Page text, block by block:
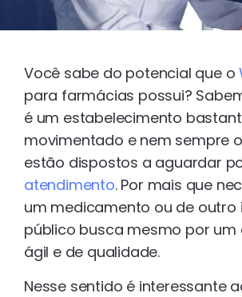
Você sabe do potencial que o
para farmácias possui?
é um estabelecimento
movimentado e nem sempre
estão dispostos a aguardar
atendimento. Por mais que
um medicamento ou de outro
público busca mesmo por
ágil e de qualidade.
Nesse sentido é interessante